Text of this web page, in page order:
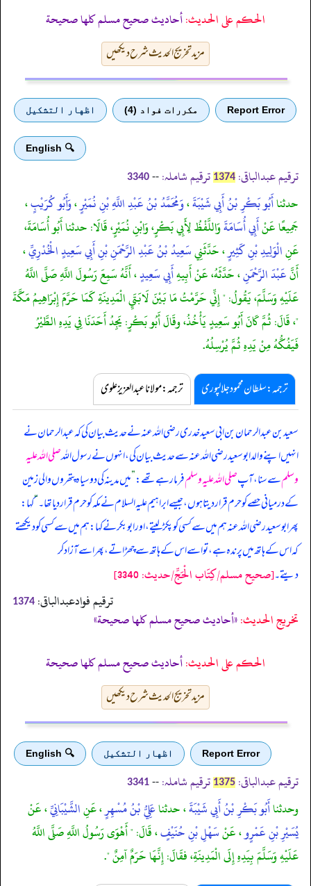
الحكم على الحديث:أحاديث صحيح مسلم كلها صحيحة
مزید تخریج الحدیث شرح دیکھیں
Report Error مكررات فواد (4) اظهار التشكيل
🔍 English
ترقیم عبدالباقی: 1374 ترقیم شاملہ: --
3340
حدثناأَبُو بَكْرِ بْنُ أَبِي شَيْبَةَ،وَمُحَمَّدُ بْنُ عَبْدِ اللَّهِ بْنِ نُمَيْرٍ،وَأَبُو كُرَيْبٍ،
جَمِيعًا عَنْأَبِي أُسَامَةَوَاللَّفْظُ لِأَبِي بَكْرٍ، وَابْنِ نُمَيْرٍ، قَالَا: حدثنا أَبُو أُسَامَةَ،
عَنِالْوَلِيدِ بْنِ كَثِيرٍ، حَدَّثَنِيسَعِيدُ بْنُ عَبْدِ الرَّحْمَنِ بْنِ أَبِي سَعِيدٍ الْخُدْرِيِّ،
أَنَّعَبْدَ الرَّحْمَنِ، حَدَّثَهُ، عَنْ أَبِيهِأَبِي سَعِيدٍ، أَنَّهُ سَمِعَ رَسُولَ اللَّهِ صَلَّى اللَّهُ
عَلَيْهِ وَسَلَّمَ، يَقُولُ: " إِنِّي حَرَّمْتُ مَا بَيْنَ لَابَتَيِ الْمَدِينَةِ كَمَا حَرَّمَ إِبْرَاهِيمُ مَكَّةَ
"، قَالَ: ثُمَّ كَانَ أَبُو سَعِيدٍ يَأْخُذُ، وقَالَ أَبُو بَكْرٍ: يَجِدُ أَحَدَنَا فِي يَدِهِ الطَّيْرُ
فَيَفُكُّهُ مِنْ يَدِهِ ثُمَّ يُرْسِلُهُ.
ترجمہ:سلطان محمود جلالپوری ترجمہ:مولانا عبدالعزیز علوی
سعید بن عبدالرحمان بن ابی سعید خدری رضی اللہ عنہ نے حدیث بیان کی کہ عبدالرحمان نے
انہیں اپنے والد ابوسعید رضی اللہ عنہ سے حدیث بیان کی، انہوں نے رسول اللہصلی اللہ علیہ
وسلمسے سنا، آپصلی اللہ علیہ وسلمفرما رہے تھے:”میں مدینہ کی دو سیاہ پتھروں والی زمین
کے درمیانی حصے کو حرم قرار دیتا ہوں، جیسے ابراہیم علیہ السلام نے مکہ کو حرم قرار دیا تھا۔“کہا:
پھر ابوسعید رضی اللہ عنہ ہم میں سے کسی کو پکڑ لیتے، اور ابوبکر نے کہا: ہم میں سے کسی کو دیکھتے
کہ اس کے ہاتھ میں پرندہ ہے، تو اسے اس کے ہاتھ سے چھڑاتے، پھر اسے آزاد کر
دیتے۔[صحيح مسلم/كِتَاب الْحَجِّ/حدیث: 3340]
ترقیم فوادعبدالباقی: 1374
تخریج الحدیث:«أحاديث صحيح مسلم كلها صحيحة»
الحكم على الحديث:أحاديث صحيح مسلم كلها صحيحة
مزید تخریج الحدیث شرح دیکھیں
Report Error اظهار التشكيل 🔍 English
ترقیم عبدالباقی: 1375 ترقیم شاملہ: --
3341
وحدثناأَبُو بَكْرِ بْنُ أَبِي شَيْبَةَ، حدثناعَلِيُّ بْنُ مُسْهِرٍ، عَنِالشَّيْبَانِيِّ، عَنْ
يُسَيْرِ بْنِ عَمْرٍو، عَنْسَهْلِ بْنِ حُنَيْفٍ، قَالَ: " أَهْوَى رَسُولُ اللَّهِ صَلَّى اللَّهُ
عَلَيْهِ وَسَلَّمَ بِيَدِهِ إِلَى الْمَدِينَةِ، فقَالَ: إِنَّهَا حَرَمٌ آمِنٌ ".